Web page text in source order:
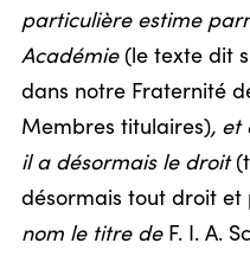
particulière estime
Académie (le texte dit
dans notre Fraternité
Membres titulaires), et
il a désormais le droit
désormais tout droit et
nom le titre deF. I. A.